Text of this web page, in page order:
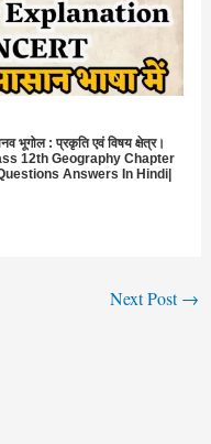
भूगोल : प्रकृति एवं विषय क्षेत्र।
12th Geography Chapter
Answers In Hindi|
Next Post→